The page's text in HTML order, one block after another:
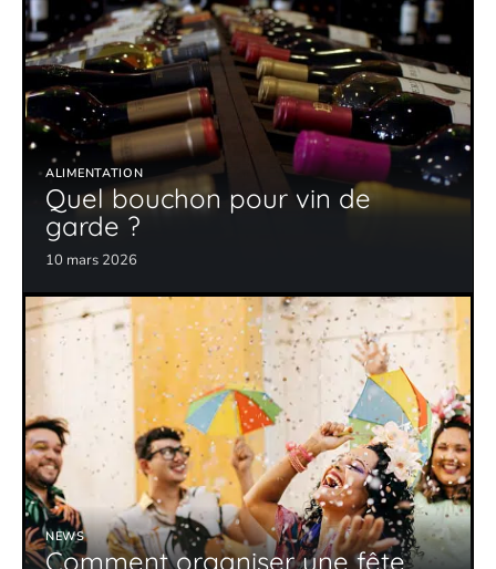
ALIMENTATION
Quel bouchon pour vin de
garde ?
10 mars 2026
NEWS
Comment organiser une fête